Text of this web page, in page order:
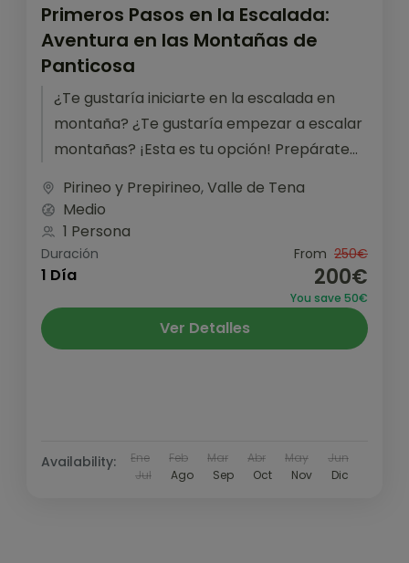
Primeros Pasos en la Escalada:
Aventura en las Montañas de
Panticosa
¿Te gustaría iniciarte en la escalada en
montaña? ¿Te gustaría empezar a escalar
montañas? ¡Esta es tu opción! Prepárate
ascender...
Pirineo y Prepirineo,Valle de Tena
Medio
1 Persona
Duración
1 Día
From 250€
200€
You save 50€
Ver Detalles
Availability: Ene Feb Mar Abr May
Jun
Jul
Ago Sep Oct Nov Dic